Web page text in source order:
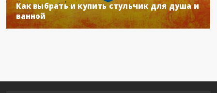
Как выбрать и купить стульчик для душа и
ванной